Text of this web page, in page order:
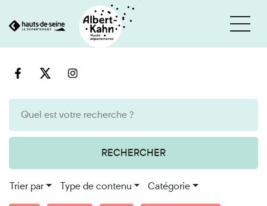
au
RECHERCHER
Trier par Type de contenu Catégorie
Cookies et traceurs utilisés sur ce site